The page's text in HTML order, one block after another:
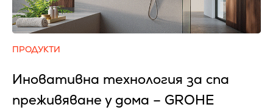
ПРОДУКТИ
Иновативна технология за спа
преживяване у дома – GROHE